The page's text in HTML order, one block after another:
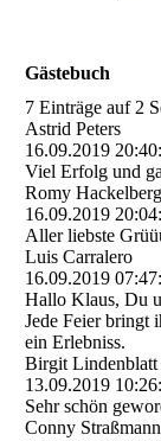
Gästebuch
7 Einträge auf 2
Astrid Peters
16.09.2019
Viel Erfolg und
Romy Hackelberg
16.09.2019
Aller liebste
Luis Carralero
16.09.2019
Hallo Klaus, Du
Jede Feier bringt
ein Erlebniss.
Birgit Lindenblatt
13.09.2019
Sehr schön
Conny Straßmann